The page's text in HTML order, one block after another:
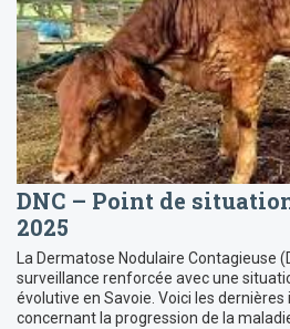
DNC – Point de
2025
La Dermatose Nodulaire Contagieuse
surveillance renforcée avec une
évolutive en Savoie. Voici les
concernant la progression de la